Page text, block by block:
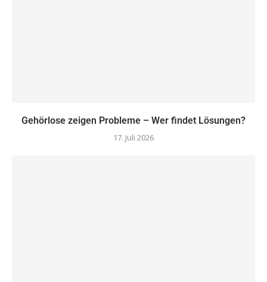
Gehörlose zeigen Probleme – Wer findet Lösungen?
17. Juli 2026